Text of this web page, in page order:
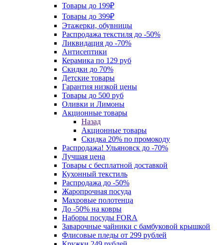
Товары до 199₽
Товары до 399₽
Этажерки, обувницы
Распродажа текстиля до -50%
Ликвидация до -70%
Антисептики
Керамика по 129 руб
Скидки до 70%
Детские товары
Гарантия низкой цены
Товары до 500 руб
Оливки и Лимоны
Акционные товары
Назад
Акционные товары
Скидка 20% по промокоду
Распродажа! Ульяновск до -70%
Лучшая цена
Товары с бесплатной доставкой
Кухонный текстиль
Распродажа до -50%
Жаропрочная посуда
Махровые полотенца
До -50% на ковры
Наборы посуды FORA
Заварочные чайники с бамбуковой крышкой
Флисовые пледы от 299 рублей